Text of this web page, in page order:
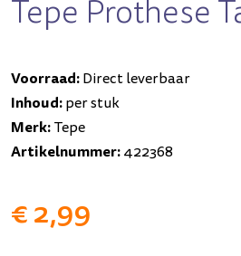
Tepe Prothese
Voorraad:Direct leverbaar
Inhoud:per stuk
Merk:Tepe
Artikelnummer:422368
€ 2,99